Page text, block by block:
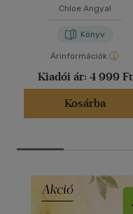
Chloe Angyal
Könyv
Árinformációk
Kiadói ár: 4 999 Ft
Kosárba